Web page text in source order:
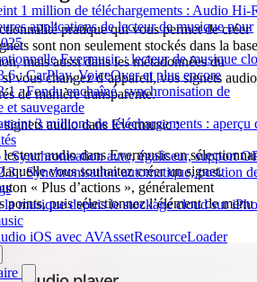
1 million de téléchargements : Audio Hi-
applications de lecteur de musique pour
Evermusic : lecteur de musique
: CarPlay, VoiceOver et plus encore
: Fondu enchaîné, synchronisation de
et sauvegarde
3 millions de téléchargements : aperçu
Synchronisation auto, égaliseur, support
: Synchronisation automatique, position
la musique depuis le stockage cloud sur
iOS avec AVAssetResourceLoader
pratique qui vous permet de créer
sont non seulement stockés dans la base
mais aussi dans les métadonnées du
vous changez d’appareil, vos signets audio
de manière transparente.
audio dans Evermusic :
audio dans Evermusic en
vous souhaitez créer un signet.
« Plus d’actions », généralement
points, puis sélectionnez l’élément de menu